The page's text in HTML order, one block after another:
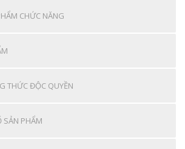
CHỨC NĂNG
THỨC ĐỘC QUYỀN
SẢN PHẨM